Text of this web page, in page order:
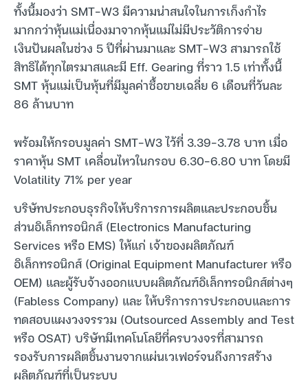
ทั้งนี้มองว่า SMT-W3 มีความน่าสนใจในการเก็งกำไร
มากกว่าหุ้นแม่เนื่องมาจากหุ้นแม่ไม่มีประวัติการจ่าย
เงินปันผลในช่วง 5 ปีที่ผ่านมาและ SMT-W3 สามารถใช้
สิทธิได้ทุกไตรมาสและมี Eff. Gearing ที่ราว 1.5 เท่าทั้งนี้
SMT หุ้นแม่เป็นหุ้นที่มีมูลค่าซื้อขายเฉลี่ย 6 เดือนที่วันละ
86 ล้านบาท
พร้อมให้กรอบมูลค่า SMT-W3 ไว้ที่ 3.39-3.78 บาท เมื่อ
ราคาหุ้น SMT เคลื่อนไหวในกรอบ 6.30-6.80 บาท โดยมี
Volatility 71% per year
บริษัทประกอบธุรกิจให้บริการการผลิตและประกอบชิ้น
ส่วนอิเล็กทรอนิกส์ (Electronics Manufacturing
Services หรือ EMS) ให้แก่ เจ้าของผลิตภัณฑ์
อิเล็กทรอนิกส์ (Original Equipment Manufacturer หรือ
OEM) และผู้รับจ้างออกแบบผลิตภัณฑ์อิเล็กทรอนิกส์ต่างๆ
(Fabless Company) และ ให้บริการการประกอบและการ
ทดสอบแผงวงจรรวม (Outsourced Assembly and Test
หรือ OSAT) บริษัทมีเทคโนโลยีที่ครบวงจรที่สามารถ
รองรับการผลิตชิ้นงานจากแผ่นเวเฟอร์จนถึงการสร้าง
ผลิตภัณฑ์ที่เป็นระบบ